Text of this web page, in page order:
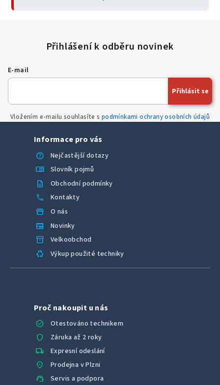
E-mail
Vložením e-mailu souhlasíte s podmínkami ochrany osobních údajů
Přihlásit se
Informace pro vás
help
Nejčastější dotazy
menu_book Slovník pojmů
description Obchodní podmínky
call Kontakty
storefront O nás
newspaper Novinky
inventory_2 Velkoobchod
recycling Výkup použité techniky
Proč nakoupit u nás
verified
Otestováno technikem
shield Záruka až 2 roky
local_shipping Expresní odeslání
location_on Prodejna v Plzni
support_agent Servis a podpora